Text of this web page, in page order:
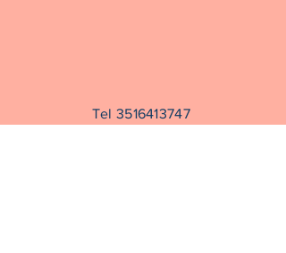
Tel 3516413747